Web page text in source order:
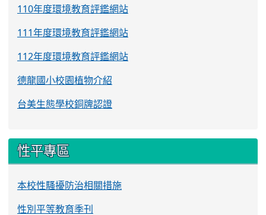
110年度環境教育評鑑網站
111年度環境教育評鑑網站
112年度環境教育評鑑網站
德龍國小校園植物介紹
台美生態學校銅牌認證
性平專區
本校性騷擾防治相關措施
性別平等教育季刊